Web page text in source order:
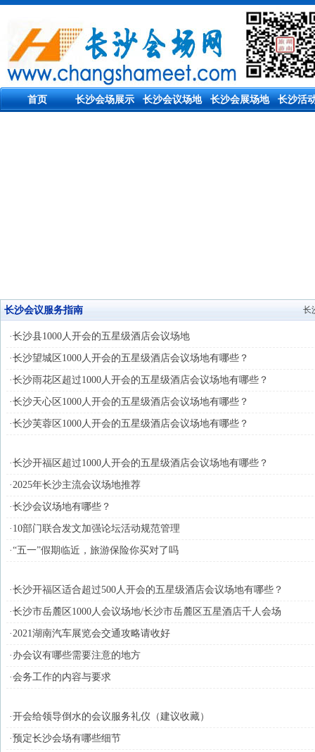
首页 长沙会场展示 长沙会议场地 长沙会展场地 长沙活
长沙会议服务指南 长
·长沙县1000人开会的五星级酒店会议场地
·长沙望城区1000人开会的五星级酒店会议场地有哪些？
·长沙雨花区超过1000人开会的五星级酒店会议场地有哪些？
·长沙天心区1000人开会的五星级酒店会议场地有哪些？
·长沙芙蓉区1000人开会的五星级酒店会议场地有哪些？
·长沙开福区超过1000人开会的五星级酒店会议场地有哪些？
·2025年长沙主流会议场地推荐
·长沙会议场地有哪些？
·10部门联合发文加强论坛活动规范管理
·“五一”假期临近，旅游保险你买对了吗
·长沙开福区适合超过500人开会的五星级酒店会议场地有哪些？
·长沙市岳麓区1000人会议场地/长沙市岳麓区五星酒店千人会场
·2021湖南汽车展览会交通攻略请收好
·办会议有哪些需要注意的地方
·会务工作的内容与要求
·开会给领导倒水的会议服务礼仪（建议收藏）
·预定长沙会场有哪些细节